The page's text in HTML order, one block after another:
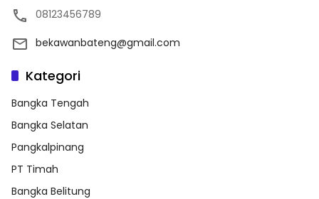
08123456789
bekawanbateng@gmail.com
Kategori
Bangka Tengah
Bangka Selatan
Pangkalpinang
PT Timah
Bangka Belitung